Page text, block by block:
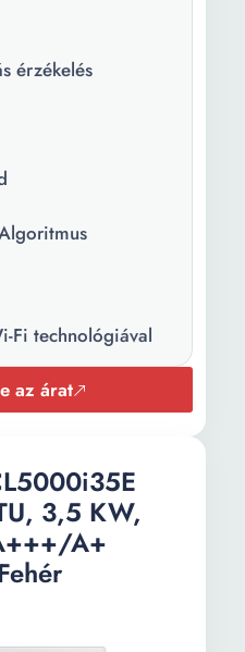
érzékelés
Fi technológiával
az árat
3,5 KW,
A+